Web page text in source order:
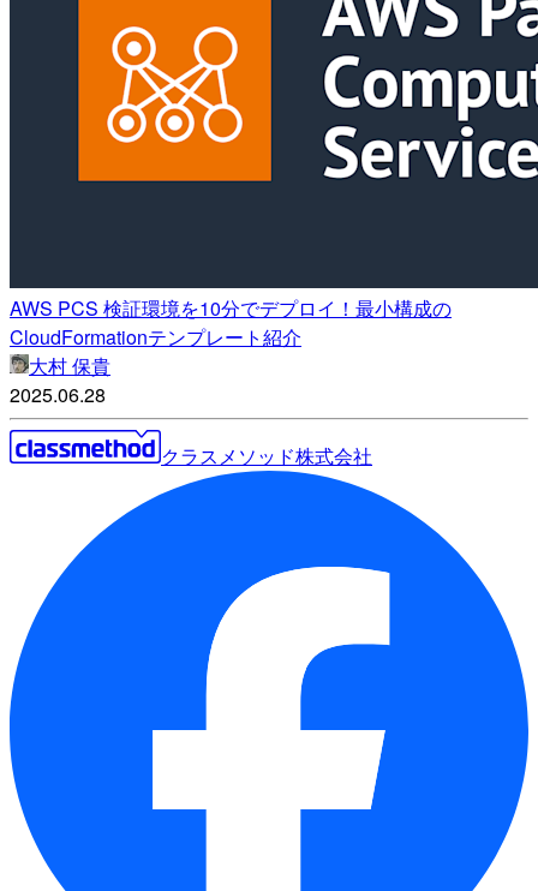
AWS PCS 検証環境を10分でデプロイ！最小構成の
CloudFormationテンプレート紹介
大村 保貴
2025.06.28
クラスメソッド株式会社